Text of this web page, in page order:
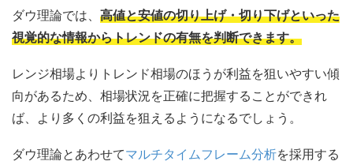
ダウ理論では、 高値と安値の切り上げ・切り下げといった
視覚的な情報からトレンドの有無を判断できます。
レンジ相場よりトレンド相場のほうが利益を狙いやすい傾
向があるため、相場状況を正確に把握することができれ
ば、より多くの利益を狙えるようになるでしょう。
ダウ理論とあわせてマルチタイムフレーム分析を採用する